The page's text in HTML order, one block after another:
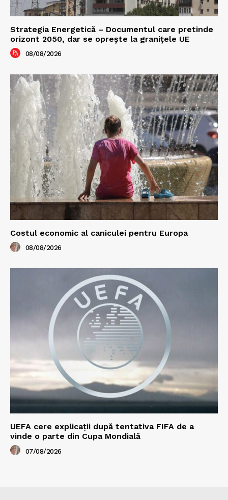
Strategia Energetică – Documentul care pretinde
orizont 2050, dar se oprește la granițele UE
08/08/2026
Costul economic al caniculei pentru Europa
08/08/2026
UEFA cere explicații după tentativa FIFA de a
vinde o parte din Cupa Mondială
07/08/2026